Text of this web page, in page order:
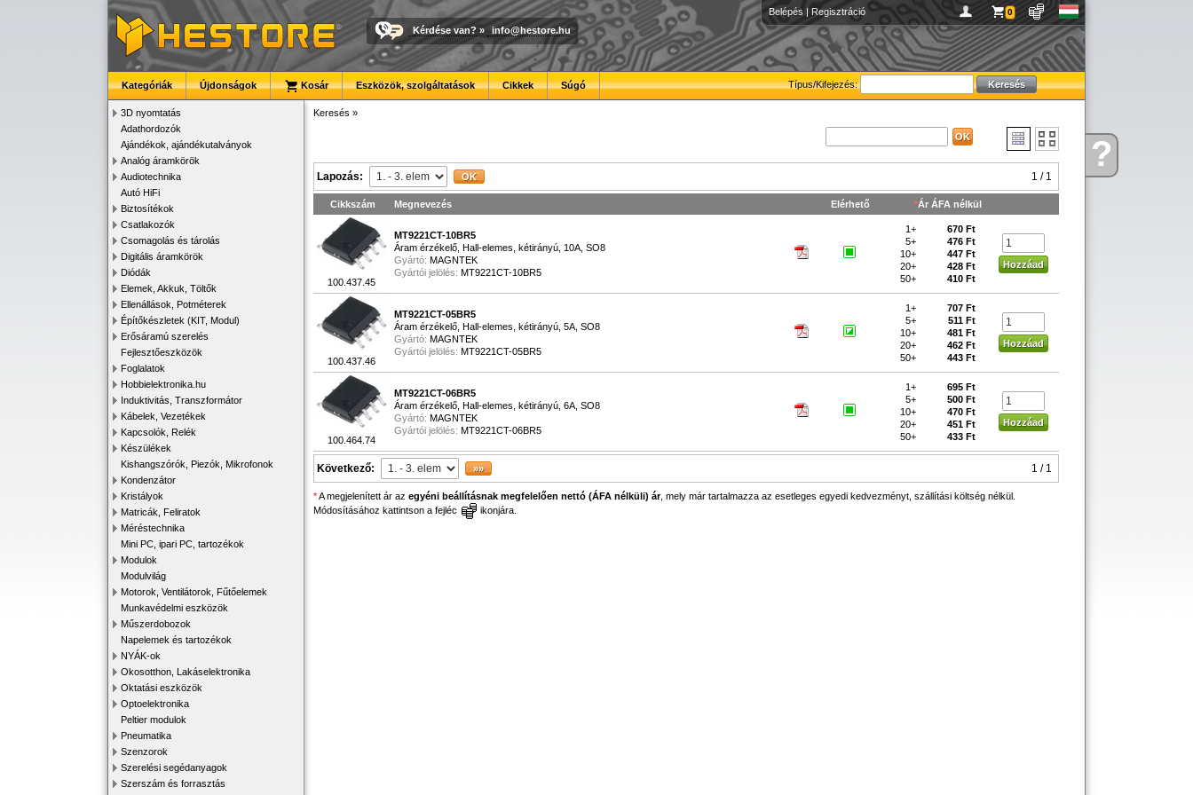
Kérdése
van
?
Belépés | Regisztráció 0
Kérdése van? » info@hestore.hu
Típus/Kifejezés:
Kategóriák Újdonságok Kosár Eszközök, szolgáltatások Cikkek Súgó
3D nyomtatás
Adathordozók
Ajándékok, ajándékutalványok
Analóg áramkörök
Audiotechnika
Autó HiFi
Biztosítékok
Csatlakozók
Csomagolás és tárolás
Digitális áramkörök
Diódák
Elemek, Akkuk, Töltők
Ellenállások, Potméterek
Építőkészletek (KIT, Modul)
Erősáramú szerelés
Fejlesztőeszközök
Foglalatok
Hobbielektronika.hu
Induktivitás, Transzformátor
Kábelek, Vezetékek
Kapcsolók, Relék
Készülékek
Kishangszórók, Piezók, Mikrofonok
Kondenzátor
Kristályok
Matricák, Feliratok
Méréstechnika
Mini PC, ipari PC, tartozékok
Modulok
Modulvilág
Motorok, Ventilátorok, Fűtőelemek
Munkavédelmi eszközök
Műszerdobozok
Napelemek és tartozékok
NYÁK-ok
Okosotthon, Lakáselektronika
Oktatási eszközök
Optoelektronika
Peltier modulok
Pneumatika
Szenzorok
Szerelési segédanyagok
Szerszám és forrasztás
Keresés »
Lapozás: 1 / 1
Cikkszám Megnevezés Elérhető *Ár ÁFA nélkül
100.437.45
MT9221CT-10BR5
Áram érzékelő, Hall-elemes, kétirányú, 10A, SO8
Gyártó: MAGNTEK
Gyártói jelölés: MT9221CT-10BR5
1+
670 Ft
5+
476 Ft
10+
447 Ft
20+
428 Ft
50+
410 Ft
100.437.46
MT9221CT-05BR5
Áram érzékelő, Hall-elemes, kétirányú, 5A, SO8
Gyártó: MAGNTEK
Gyártói jelölés: MT9221CT-05BR5
1+
707 Ft
5+
511 Ft
10+
481 Ft
20+
462 Ft
50+
443 Ft
100.464.74
MT9221CT-06BR5
Áram érzékelő, Hall-elemes, kétirányú, 6A, SO8
Gyártó: MAGNTEK
Gyártói jelölés: MT9221CT-06BR5
1+
695 Ft
5+
500 Ft
10+
470 Ft
20+
451 Ft
50+
433 Ft
Következő: 1 / 1
*A megjelenített ár az egyéni beállításnak megfelelően nettó (ÁFA nélküli) ár, mely már tartalmazza az esetleges egyedi kedvezményt, szállítási költség nélkül.
Módosításához kattintson a fejléc
ikonjára.